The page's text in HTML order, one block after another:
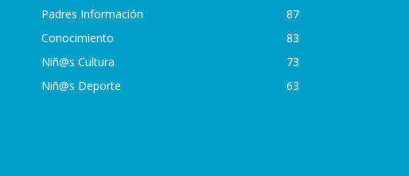
Padres Información
87
Conocimiento
83
Niñ@s Cultura
73
Niñ@s Deporte
63